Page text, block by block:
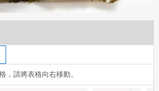
，請將表格向右移動。